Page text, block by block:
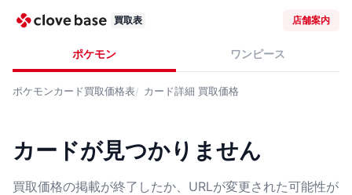
買取表 店舗案内
ポケモン ワンピース
ポケモンカード買取価格表 カード詳細 買取価格
カードが見つかりません
買取価格の掲載が終了したか、URLが変更された可能性が